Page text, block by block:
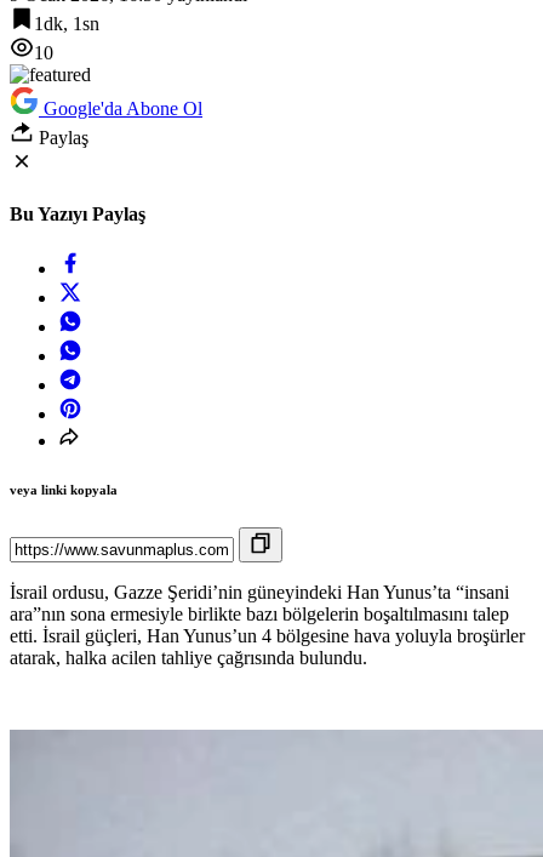
1dk, 1sn
10
Google'da Abone Ol
Paylaş
Bu Yazıyı Paylaş
veya linki kopyala
İsrail ordusu, Gazze Şeridi’nin güneyindeki Han Yunus’ta “insani
ara”nın sona ermesiyle birlikte bazı bölgelerin boşaltılmasını talep
etti. İsrail güçleri, Han Yunus’un 4 bölgesine hava yoluyla broşürler
atarak, halka acilen tahliye çağrısında bulundu.